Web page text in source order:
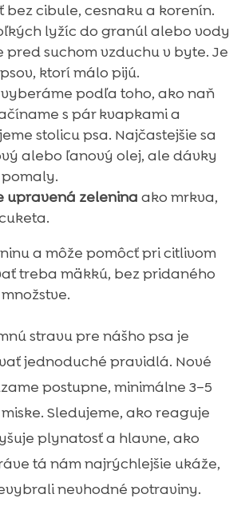
bez cibule, cesnaku a korenín.
lyžíc do granúl alebo vody
pred suchom vzduchu v byte. Je
ktorí málo pijú.
podľa toho, ako naň
s pár kvapkami a
stolicu psa. Najčastejšie sa
alebo ľanový olej, ale dávky
upravená zelenina ako mrkva,
a môže pomôcť pri citlivom
treba mäkkú, bez pridaného
stravu pre nášho psa je
jednoduché pravidlá. Nové
postupne, minimálne 3–5
Sledujeme, ako reaguje
plynatosť a hlavne, ako
tá nám najrýchlejšie ukáže,
nevhodné potraviny.